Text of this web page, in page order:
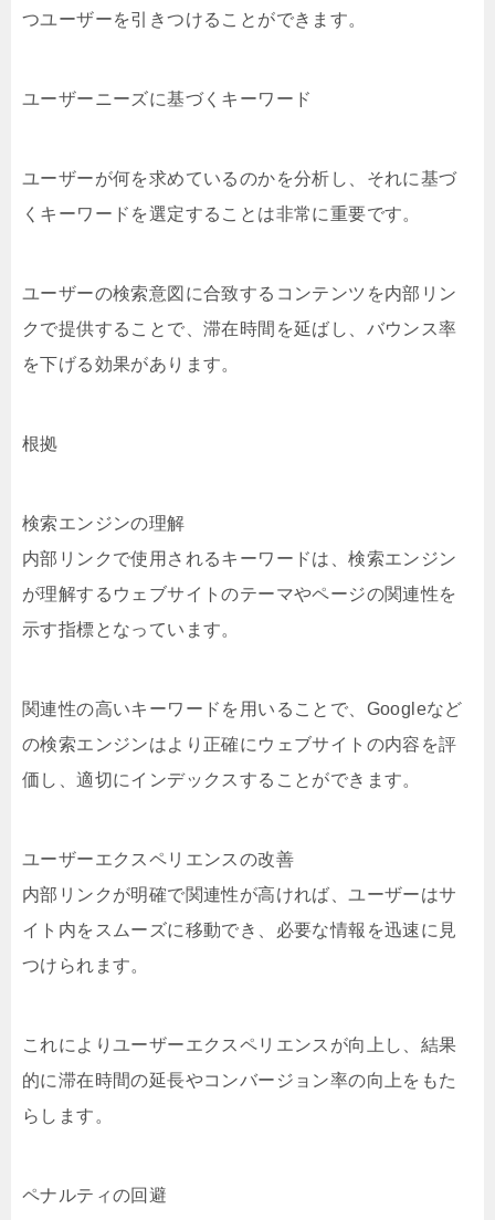
つユーザーを引きつけることができます。
ユーザーニーズに基づくキーワード
ユーザーが何を求めているのかを分析し、それに基づ
くキーワードを選定することは非常に重要です。
ユーザーの検索意図に合致するコンテンツを内部リン
クで提供することで、滞在時間を延ばし、バウンス率
を下げる効果があります。
根拠
検索エンジンの理解
内部リンクで使用されるキーワードは、検索エンジン
が理解するウェブサイトのテーマやページの関連性を
示す指標となっています。
関連性の高いキーワードを用いることで、Googleなど
の検索エンジンはより正確にウェブサイトの内容を評
価し、適切にインデックスすることができます。
ユーザーエクスペリエンスの改善
内部リンクが明確で関連性が高ければ、ユーザーはサ
イト内をスムーズに移動でき、必要な情報を迅速に見
つけられます。
これによりユーザーエクスペリエンスが向上し、結果
的に滞在時間の延長やコンバージョン率の向上をもた
らします。
ペナルティの回避